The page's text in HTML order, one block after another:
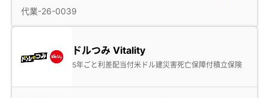
代業-26-0039
ドルつみ Vitality
5年ごと利差配当付米ドル建災害死亡保障付積立保険